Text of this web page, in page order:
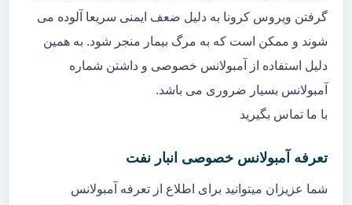
گرفتن ویروس کرونا به دلیل ضعف ایمنی سریعا آلوده می
شوند و ممکن است که به مرگ بیمار منجر شود. به همین
دلیل استفاده از آمبولانس خصوصی و داشتن شماره
آمبولانس بسیار ضروری می باشد.
با ما تماس بگیرید
تعرفه آمبولانس خصوصی انبار نفت
شما عزیزان میتوانید برای اطلاع از تعرفه آمبولانس